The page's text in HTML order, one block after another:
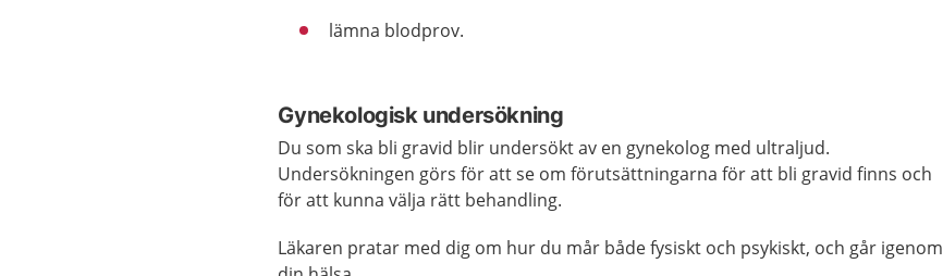
lämna blodprov.
Gynekologisk undersökning
Du som ska bli gravid blir undersökt av en gynekolog med ultraljud.
Undersökningen görs för att se om förutsättningarna för att bli gravid finns och
för att kunna välja rätt behandling.
Läkaren pratar med dig om hur du mår både fysiskt och psykiskt, och går igenom